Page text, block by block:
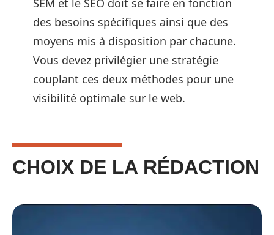
SEM et le SEO doit se faire en fonction
des besoins spécifiques ainsi que des
moyens mis à disposition par chacune.
Vous devez privilégier une stratégie
couplant ces deux méthodes pour une
visibilité optimale sur le web.
CHOIX DE LA RÉDACTION